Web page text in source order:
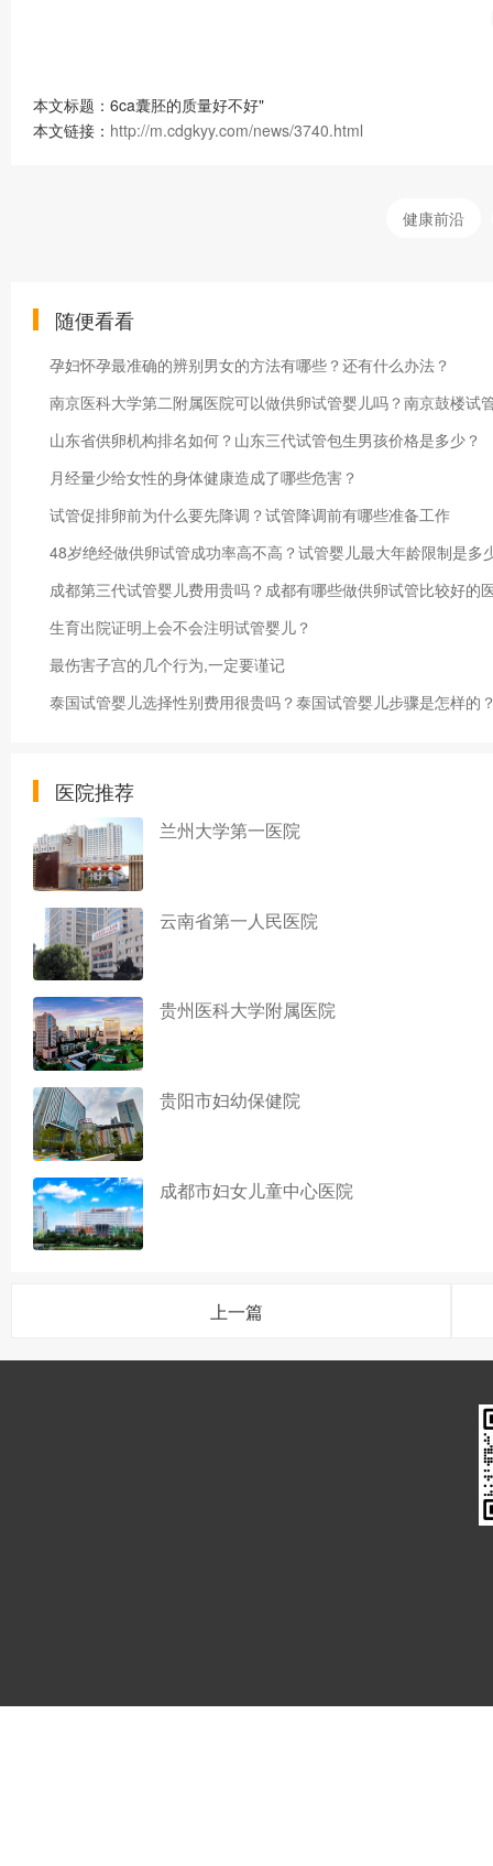
本文标题：6ca囊胚的质量好不好"
本文链接： http://m.cdgkyy.com/news/3740.html
健康前沿
随便看看
孕妇怀孕最准确的辨别男女的方法有哪些？还有什么办法？
南京医科大学第二附属医院可以做供卵试管婴儿吗？南京鼓楼试
山东省供卵机构排名如何？山东三代试管包生男孩价格是多少？
月经量少给女性的身体健康造成了哪些危害？
试管促排卵前为什么要先降调？试管降调前有哪些准备工作
48岁绝经做供卵试管成功率高不高？试管婴儿最大年龄限制是多
成都第三代试管婴儿费用贵吗？成都有哪些做供卵试管比较好的
生育出院证明上会不会注明试管婴儿？
最伤害子宫的几个行为,一定要谨记
泰国试管婴儿选择性别费用很贵吗？泰国试管婴儿步骤是怎样的
医院推荐
兰州大学第一医院
云南省第一人民医院
贵州医科大学附属医院
贵阳市妇幼保健院
成都市妇女儿童中心医院
上一篇